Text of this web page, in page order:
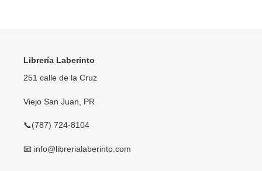
Librería Laberinto
251 calle de la Cruz
Viejo San Juan, PR
📞(787) 724-8104
📧 info@librerialaberinto.com